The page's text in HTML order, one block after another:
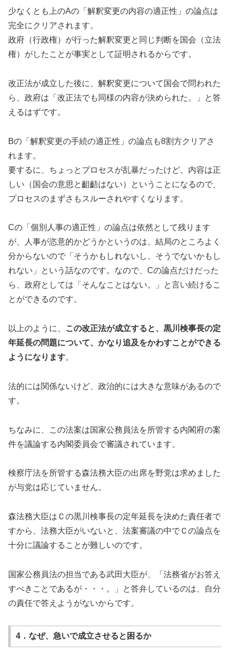
少なくとも上のAの「解釈変更の内容の適正性」の論点は
完全にクリアされます。
政府（行政権）が行った解釈変更と同じ判断を国会（立法
権）がしたことが事実として証明されるからです。
改正法が成立した後に、解釈変更について国会で問われた
ら、政府は「改正法でも同様の内容が決められた。」と答
えるはずです。
Bの「解釈変更の手続の適正性」の論点も8割方クリアさ
れます。
要するに、ちょっとプロセスが乱暴だったけど、内容は正
しい（国会の意思と齟齬はない）ということになるので、
プロセスのまずさもスルーされやすくなります。
Cの「個別人事の適正性」の論点は依然として残ります
が、人事が恣意的かどうかというのは、結局のところよく
分からないので「そうかもしれないし、そうでないかもし
れない」という話なのです。なので、Cの論点だけだった
ら、政府としては「そんなことはない。」と言い続けるこ
とができるのです。
以上のように、
この改正法が成立すると、黒川検事長の定
年延長の問題について、かなり追及をかわすことができる
ようになります。
法的には関係ないけど、政治的には大きな意味があるので
す。
ちなみに、この法案は国家公務員法を所管する内閣府の案
件を議論する内閣委員会で審議されています。
検察庁法を所管する森法務大臣の出席を野党は求めました
が与党は応じていません。
森法務大臣はＣの黒川検事長の定年延長を決めた責任者で
すから、法務大臣がいないと、法案審議の中でＣの論点を
十分に議論することが難しいのです。
国家公務員法の担当である武田大臣が、「法務省がお答え
すべきことであるが・・・。」と答弁しているのは、自分
の責任で答えようがないからです。
4．なぜ、急いで成立させると困るか